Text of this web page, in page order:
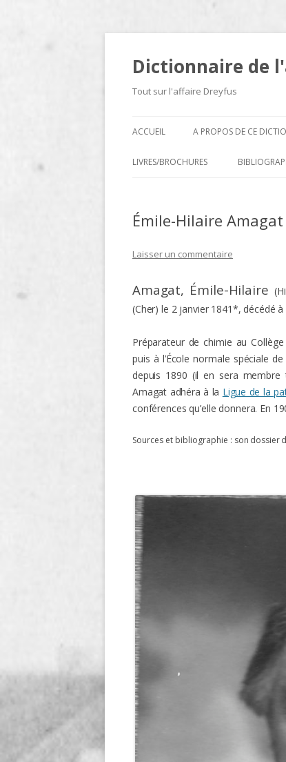
Dictionnaire de
Tout sur l'affaire Dreyfus
ACCUEIL A PROPOS DE CE
LIVRES/BROCHURES
D
N
R
T
Émile-Hilaire Amagat
Laisser un commentaire
Amagat, Émile-Hilaire
(Cher) le 2 janvier 1841*, décédé
Préparateur de chimie au
puis à l’École normale spéciale
depuis 1890 (il en sera
Amagat adhéra à la Ligue de la
conférences qu’elle donnera. En
Sources et bibliographie : son dossier